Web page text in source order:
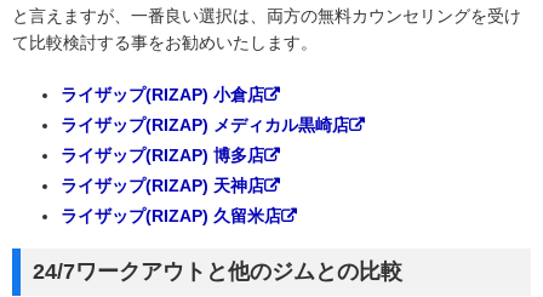
と言えますが、一番良い選択は、両方の無料カウンセリングを受け
て比較検討する事をお勧めいたします。
ライザップ(RIZAP) 小倉店
ライザップ(RIZAP) メディカル黒崎店
ライザップ(RIZAP) 博多店
ライザップ(RIZAP) 天神店
ライザップ(RIZAP) 久留米店
24/7ワークアウトと他のジムとの比較